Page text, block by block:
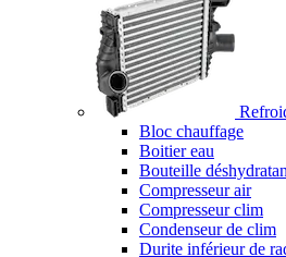
Bloc chauffage
Boitier eau
Bouteille
Compresseur air
Compresseur clim
Condenseur de clim
Durite inférieur de